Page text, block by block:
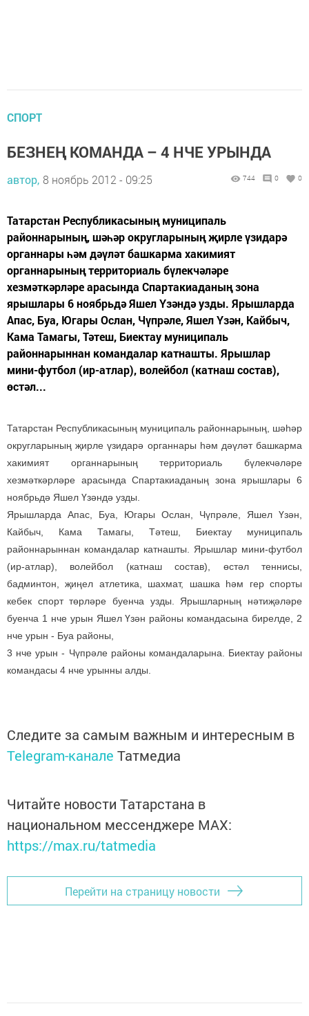
СПОРТ
БЕЗНЕҢ КОМАНДА – 4 НЧЕ УРЫНДА
автор, 8 ноябрь 2012 - 09:25 744 0 0
Татарстан Республикасының муниципаль
районнарының, шәһәр округларының җирле үзидарә
органнары һәм дәүләт башкарма хакимият
органнарының территориаль бүлекчәләре
хезмәткәрләре арасында Спартакиаданың зона
ярышлары 6 ноябрьдә Яшел Үзәндә узды. Ярышларда
Апас, Буа, Югары Ослан, Чүпрәле, Яшел Үзән, Кайбыч,
Кама Тамагы, Тәтеш, Биектау муниципаль
районнарыннан командалар катнашты. Ярышлар
мини-футбол (ир-атлар), волейбол (катнаш состав),
өстәл...
Татарстан Республикасының муниципаль районнарының, шәһәр
округларының җирле үзидарә органнары һәм дәүләт башкарма
хакимият органнарының территориаль бүлекчәләре
хезмәткәрләре арасында Спартакиаданың зона ярышлары 6
ноябрьдә Яшел Үзәндә узды.
Ярышларда Апас, Буа, Югары Ослан, Чүпрәле, Яшел Үзән,
Кайбыч, Кама Тамагы, Тәтеш, Биектау муниципаль
районнарыннан командалар катнашты. Ярышлар мини-футбол
(ир-атлар), волейбол (катнаш состав), өстәл теннисы,
бадминтон, җиңел атлетика, шахмат, шашка һәм гер спорты
кебек спорт төрләре буенча узды. Ярышларның нәтиҗәләре
буенча 1 нче урын Яшел Үзән районы командасына бирелде, 2
нче урын - Буа районы,
3 нче урын - Чүпрәле районы командаларына. Биектау районы
командасы 4 нче урынны алды.
Следите за самым важным и интересным в
Telegram-канале Татмедиа
Читайте новости Татарстана в
национальном мессенджере MАХ:
https://max.ru/tatmedia
Перейти на страницу новости